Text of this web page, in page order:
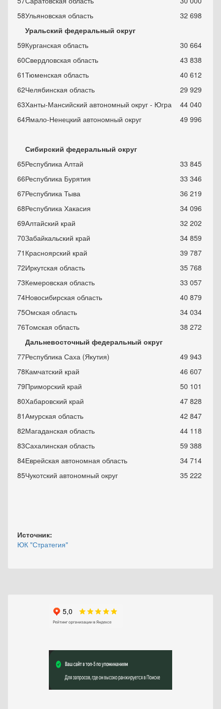
58Ульяновская область
32 698
Уральский федеральный округ
59Курганская область
30 664
60Свердловская область
43 838
61Тюменская область
40 612
62Челябинская область
29 929
63Ханты-Мансийский автономный округ - Югра
44 040
64Ямало-Ненецкий автономный округ 49 996
Сибирский федеральный округ
65Республика Алтай
33 845
66Республика Бурятия
33 346
67Республика Тыва
36 219
68Республика Хакасия
34 096
69Алтайский край
32 202
70Забайкальский край
34 859
71 Красноярский край
39 787
72Иркутская область
35 768
73Кемеровская область
33 057
74Новосибирская область
40 879
75Омская область
34 034
76Томская область
38 272
Дальневосточный федеральный округ
77Республика Саха (Якутия)
49 943
78Камчатский край
46 607
79Приморский край
50 101
80Хабаровский край
47 828
81Амурская область
42 847
82Магаданская область
44 118
83Сахалинская область
59 388
84Еврейская автономная область
34 714
85Чукотский автономный округ 35 222
Источник:
ЮК "Стратегия"